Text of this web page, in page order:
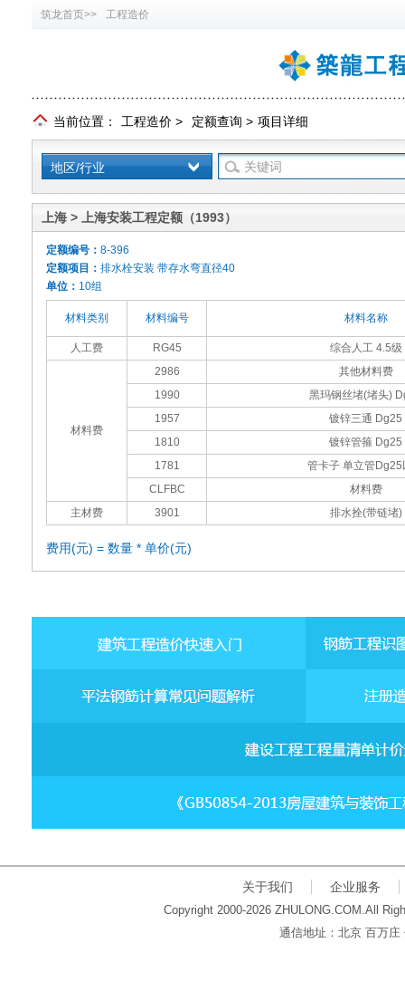
筑龙首页>> 工程造价
当前位置： 工程造价 > 定额查询 > 项目详细
地区/行业
上海 > 上海安装工程定额（1993）
定额编号： 8-396
定额项目： 排水栓安装 带存水弯直径40
单位： 10组
材料类别 材料编号 材料名称
人工费 RG45 综合人工 4.5级
材料费
2986
其他材料费
1990
黑玛钢丝堵(堵头)
1957
镀锌三通 Dg25
1810
镀锌管箍 Dg25
1781
管卡子 单立管Dg25
CLFBC
材料费
主材费
3901 排水拴(带链堵)
费用(元) = 数量 * 单价(元)
关于我们 企业服务
Copyright 2000-2026 ZHULONG.COM.All
通信地址：北京 百万